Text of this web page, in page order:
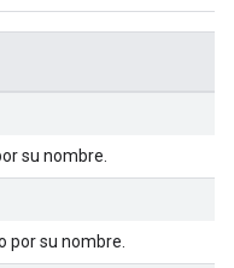
su nombre.
por su nombre.